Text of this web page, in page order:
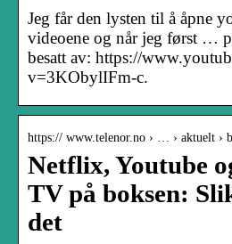
Jeg får den lysten til å åpne
videoene og når jeg først …
besatt av: https://
v=3KObylIFm-c.
https:// www.telenor.no › … › aktuelt ›
Netflix, Youtube
TV på boksen:
det